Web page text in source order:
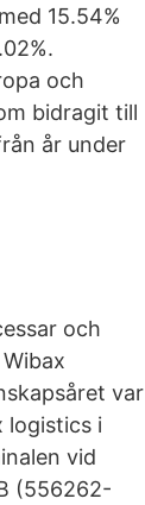
15.54%
och
bidragit till
år under
och
var
logistics i
vid
(556262-